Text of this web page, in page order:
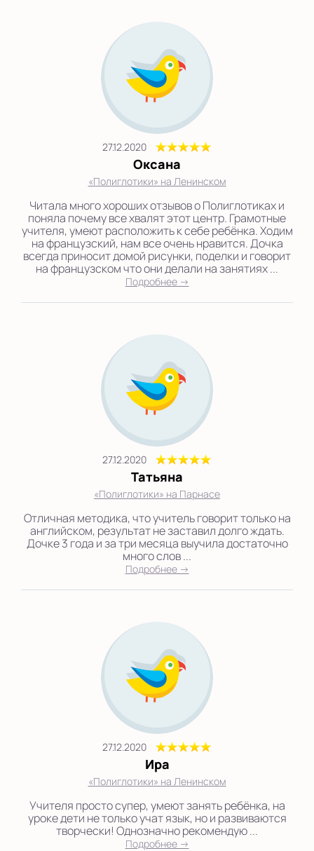
27.12.2020
Оксана
«Полиглотики» на Ленинском
Читала много хороших отзывов о Полиглотиках и
поняла почему все хвалят этот центр. Грамотные
учителя, умеют расположить к себе ребёнка. Ходим
на французский, нам все очень нравится. Дочка
всегда приносит домой рисунки, поделки и говорит
на французском что они делали на занятиях ...
Подробнее →
27.12.2020
Татьяна
«Полиглотики» на Парнасе
Отличная методика, что учитель говорит только на
английском, результат не заставил долго ждать.
Дочке 3 года и за три месяца выучила достаточно
много слов ...
Подробнее →
27.12.2020
Ира
«Полиглотики» на Ленинском
Учителя просто супер, умеют занять ребёнка, на
уроке дети не только учат язык, но и развиваются
творчески! Однозначно рекомендую ...
Подробнее →